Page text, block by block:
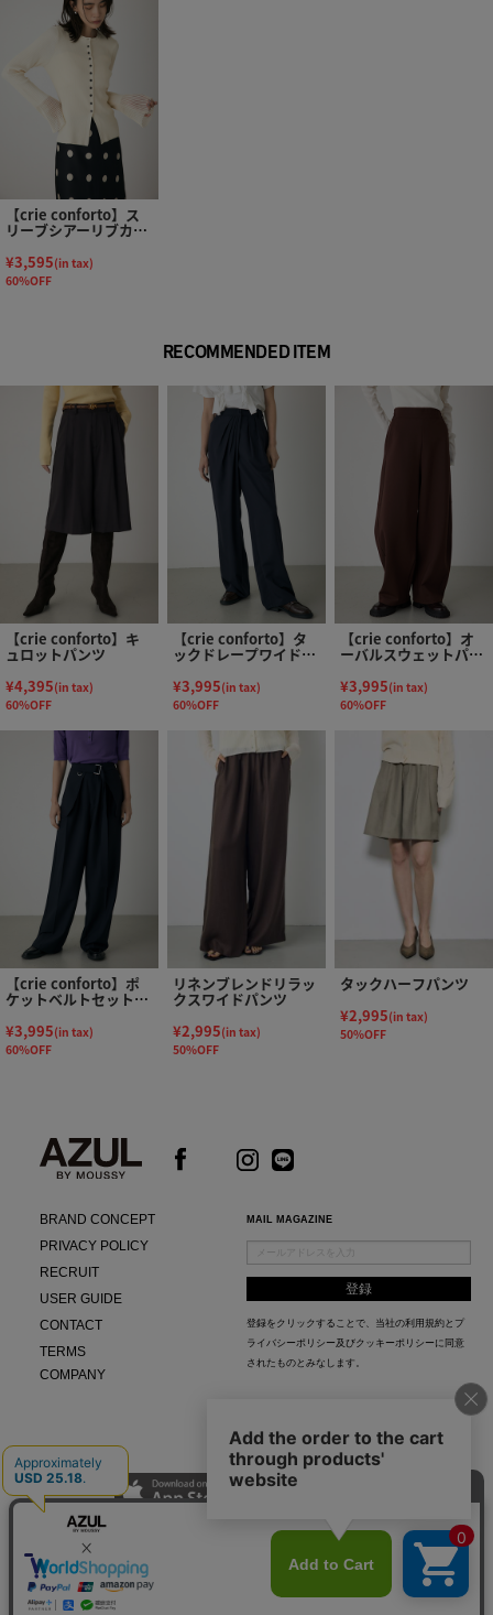
【crie conforto】ス
リーブシアーリブカー
ディガン
¥3,595(in tax)
60%OFF
RECOMMENDED ITEM
【crie conforto】キ
ュロットパンツ
¥4,395(in tax)
60%OFF
【crie conforto】タ
ックドレープワイドパ
ンツ
¥3,995(in tax)
60%OFF
【crie conforto】オ
ーバルスウェットパン
¥3,995(in tax)
60%OFF
【crie conforto】ポ
ケットベルトセットワ
イドパンツ
¥3,995(in tax)
60%OFF
リネンブレンドリラッ
クスワイドパンツ
¥2,995(in tax)
50%OFF
タックハーフパンツ
¥2,995(in tax)
50%OFF
BRAND CONCEPT
PRIVACY POLICY
RECRUIT
USER GUIDE
CONTACT
TERMS
COMPANY
MAIL MAGAZINE
登録をクリックすることで、当社の利用規約と プ
ライバシーポリシー及びクッキーポリシー に同意
されたものとみなします。
AZUL APP
最新ニュースやスタイリング紹介までAZUL BY MOUSSYのお得な情報がいち早くチェック